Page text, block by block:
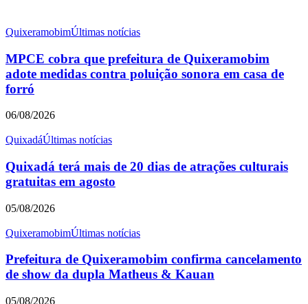
QuixeramobimÚltimas notícias
MPCE cobra que prefeitura de Quixeramobim
adote medidas contra poluição sonora em casa de
forró
06/08/2026
QuixadáÚltimas notícias
Quixadá terá mais de 20 dias de atrações culturais
gratuitas em agosto
05/08/2026
QuixeramobimÚltimas notícias
Prefeitura de Quixeramobim confirma cancelamento
de show da dupla Matheus & Kauan
05/08/2026